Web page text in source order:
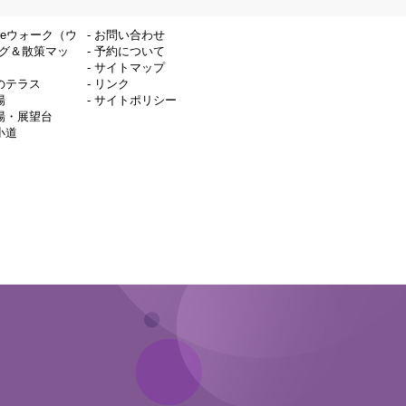
ウォーク（ウ
＆散策マッ
テラス
・展望台
道
- お問い合わせ
- 予約について
- サイトマップ
- リンク
- サイトポリシー